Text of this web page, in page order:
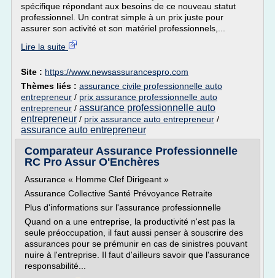
spécifique répondant aux besoins de ce nouveau statut
professionnel. Un contrat simple à un prix juste pour
assurer son activité et son matériel professionnels,...
Lire la suite
Site : https://www.newsassurancespro.com
Thèmes liés : assurance civile professionnelle auto
entrepreneur / prix assurance professionnelle auto
entrepreneur / assurance professionnelle auto
entrepreneur / prix assurance auto entrepreneur /
assurance auto entrepreneur
Comparateur Assurance Professionnelle
RC Pro Assur O'Enchères
Assurance « Homme Clef Dirigeant »
Assurance Collective Santé Prévoyance Retraite
Plus d'informations sur l'assurance professionnelle
Quand on a une entreprise, la productivité n'est pas la
seule préoccupation, il faut aussi penser à souscrire des
assurances pour se prémunir en cas de sinistres pouvant
nuire à l'entreprise. Il faut d'ailleurs savoir que l'assurance
responsabilité...